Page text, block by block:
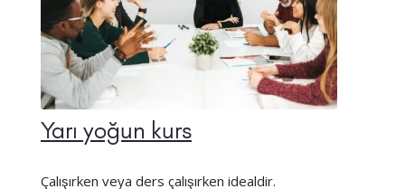
Yarı yoğun kurs
Çalışırken veya ders çalışırken idealdir.